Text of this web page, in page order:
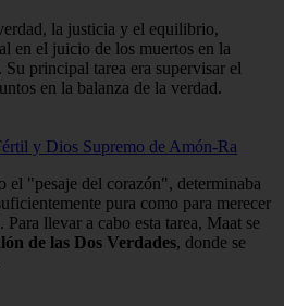
la justicia y el equilibrio,
en el juicio de los muertos en la
principal tarea era supervisar el
en la balanza de la verdad.
y Dios Supremo de Amón-Ra
el "pesaje del corazón", determinaba
pura como para merecer
llevar a cabo esta tarea, Maat se
de las Dos Verdades, donde se